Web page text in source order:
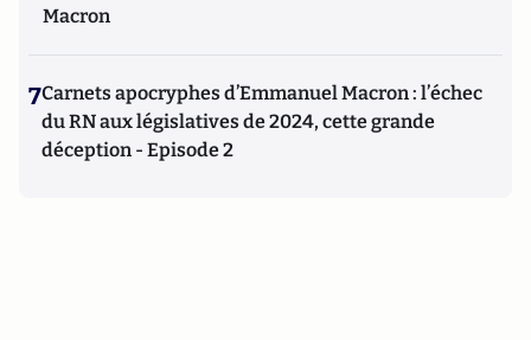
Macron
7Carnets apocryphes d’Emmanuel Macron : l’échec
du RN aux législatives de 2024, cette grande
déception - Episode 2